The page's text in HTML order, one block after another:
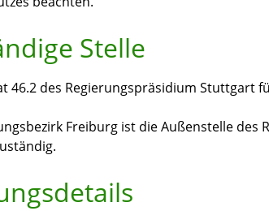
Stelle
46.2 des Regierungspräsidium Stuttgart
Freiburg ist die Außenstelle